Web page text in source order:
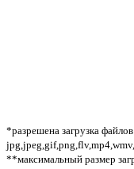
*разрешена загрузка
**максимальный размер